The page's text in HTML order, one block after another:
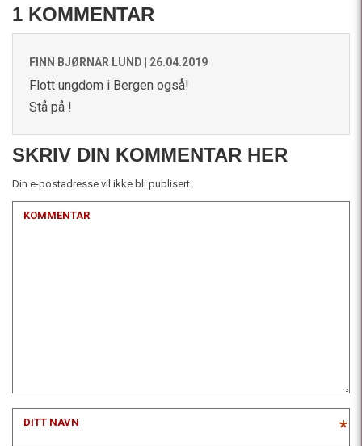
1 KOMMENTAR
FINN BJØRNAR LUND | 26.04.2019
Flott ungdom i Bergen også!
Stå på !
SKRIV DIN KOMMENTAR HER
Din e-postadresse vil ikke bli publisert.
KOMMENTAR
DITT NAVN *